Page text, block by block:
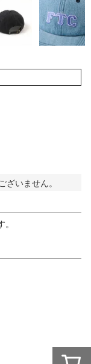
いません。